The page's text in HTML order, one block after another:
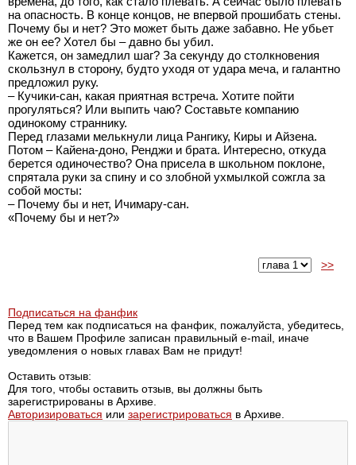
на опасность. В конце концов, не впервой прошибать стены.
Почему бы и нет? Это может быть даже забавно. Не убьет
же он ее? Хотел бы – давно бы убил.
Кажется, он замедлил шаг? За секунду до столкновения
скользнул в сторону, будто уходя от удара меча, и галантно
предложил руку.
– Кучики-сан, какая приятная встреча. Хотите пойти
прогуляться? Или выпить чаю? Составьте компанию
одинокому страннику.
Перед глазами мелькнули лица Рангику, Киры и Айзена.
Потом – Кайена-доно, Ренджи и брата. Интересно, откуда
берется одиночество? Она присела в школьном поклоне,
спрятала руки за спину и со злобной ухмылкой сожгла за
собой мосты:
– Почему бы и нет, Ичимару-сан.
«Почему бы и нет?»
>>
Подписаться на фанфик
Перед тем как подписаться на фанфик, пожалуйста, убедитесь,
что в Вашем Профиле записан правильный e-mail, иначе
уведомления о новых главах Вам не придут!
Оставить отзыв:
Для того, чтобы оставить отзыв, вы должны быть
зарегистрированы в Архиве.
Авторизироваться или зарегистрироваться в Архиве.